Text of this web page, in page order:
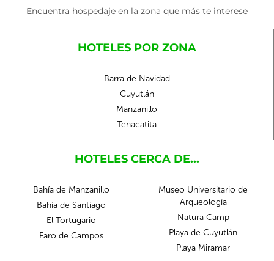
Encuentra hospedaje en la zona que más te interese
HOTELES POR ZONA
Barra de Navidad
Cuyutlán
Manzanillo
Tenacatita
HOTELES CERCA DE...
Bahía de Manzanillo
Bahía de Santiago
El Tortugario
Faro de Campos
Museo Universitario de
Arqueología
Natura Camp
Playa de Cuyutlán
Playa Miramar